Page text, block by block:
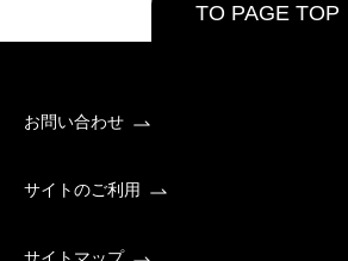
TO PAGE TOP
お問い合わせ
サイトのご利用